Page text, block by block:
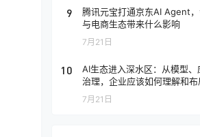
9
腾讯元宝打通京东AI Agent
与电商生态带来什么影响
7月21日
10
AI生态进入深水区：从模型、
治理，企业应该如何理解和布
7月21日